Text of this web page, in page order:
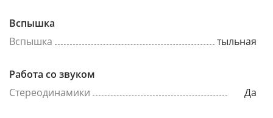
Вспышка
Вспышка
тыльная
Работа со звуком
Стереодинамики
Да